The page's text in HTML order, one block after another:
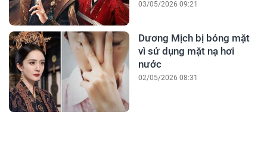
03/05/2026 09:21
Dương Mịch bị bỏng mặt
vì sử dụng mặt nạ hơi
nước
02/05/2026 08:31